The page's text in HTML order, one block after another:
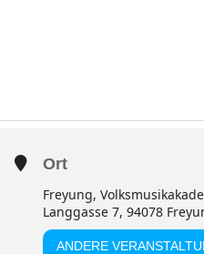
Ort
Freyung,
Langgasse 7, 94078
ANDERE